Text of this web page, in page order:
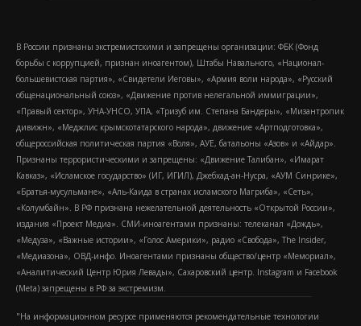
В России признаны экстремистскими и запрещены организации: ФБК (Фонд
борьбы с коррупцией, признан иноагентом), Штабы Навального, «Национал-
большевистская партия», «Свидетели Иеговы», «Армия воли народа», «Русский
общенациональный союз», «Движение против нелегальной иммиграции»,
«Правый сектор», УНА-УНСО, УПА, «Тризуб им. Степана Бандеры», «Мизантропик
дивижн», «Меджлис крымскотатарского народа», движение «Артподготовка»,
общероссийская политическая партия «Воля», АУЕ, батальоны «Азов» и «Айдар».
Признаны террористическими и запрещены: «Движение Талибан», «Имарат
Кавказ», «Исламское государство» (ИГ, ИГИЛ), Джебхад-ан-Нусра, «АУМ Синрике»,
«Братья-мусульмане», «Аль-Каида в странах исламского Магриба», «Сеть»,
«Колумбайн». В РФ признана нежелательной деятельность «Открытой России»,
издания «Проект Медиа». СМИ-иноагентами признаны: телеканал «Дождь»,
«Медуза», «Важные истории», «Голос Америки», радио «Свобода», The Insider,
«Медиазона», ОВД-инфо. Иноагентами признаны общество/центр «Мемориал»,
«Аналитический Центр Юрия Левады», Сахаровский центр. Instagram и Facebook
(Metа) запрещены в РФ за экстремизм.
"На информационном ресурсе применяются рекомендательные технологии